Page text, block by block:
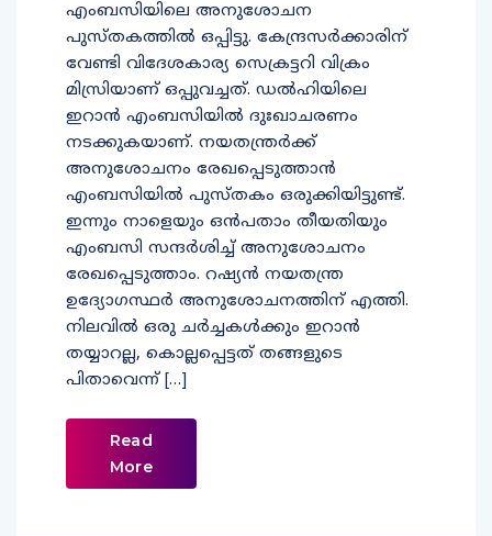
എംബസിയിലെ അനുശോചന
പുസ്തകത്തിൽ ഒപ്പിട്ടു. കേന്ദ്രസർക്കാരിന്
വേണ്ടി വിദേശകാര്യ സെക്രട്ടറി വിക്രം
മിസ്രിയാണ് ഒപ്പുവച്ചത്. ഡൽഹിയിലെ
ഇറാൻ എംബസിയിൽ ദുഃഖാചരണം
നടക്കുകയാണ്. നയതന്ത്രർക്ക്
അനുശോചനം രേഖപ്പെടുത്താൻ
എംബസിയിൽ പുസ്തകം ഒരുക്കിയിട്ടുണ്ട്.
ഇന്നും നാളെയും ഒൻപതാം തീയതിയും
എംബസി സന്ദർശിച്ച് അനുശോചനം
രേഖപ്പെടുത്താം. റഷ്യൻ നയതന്ത്ര
ഉദ്യോഗസ്ഥർ അനുശോചനത്തിന് എത്തി.
നിലവിൽ ഒരു ചർച്ചകൾക്കും ഇറാൻ
തയ്യാറല്ല, കൊല്ലപ്പെട്ടത് തങ്ങളുടെ
പിതാവെന്ന് […]
Read
More